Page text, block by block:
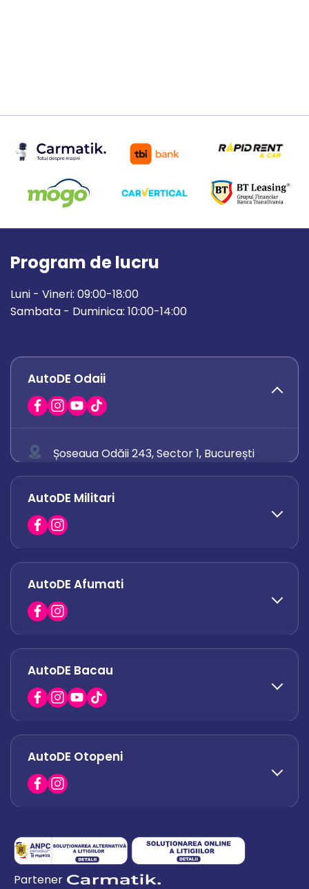
Program de lucru
Luni - Vineri: 09:00-18:00
Sambata - Duminica: 10:00-14:00
AutoDE Odaii
Șoseaua Odăii 243, Sector 1, București
0758 671 921
0742 444 194
office.odaii@autode.ro
AutoDE Militari
0758 338 428
office.militari@autode.ro
AutoDE Afumati
0751 628 054
office.afumati@autode.ro
AutoDE Bacau
0730 063 852
0730 063 851
AutoDE Otopeni
0754 649 360
office.premium@autode.ro
Partener